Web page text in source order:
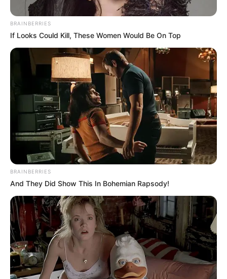
влаштували благодійний розпродаж речей на
площі Театральній. Учасники акції закликають
городян долучатися, хто яким чином може до
порятунку життя молодої ужгородки Таміли Лошак.
У 2018…
BRAINBERRIES
If Looks Could Kill, These Women Would Be On Top
BRAINBERRIES
And They Did Show This In Bohemian Rapsody!